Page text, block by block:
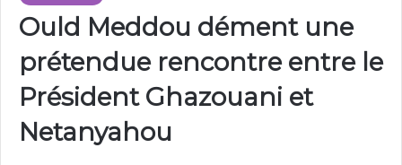
Ould Meddou dément une
prétendue rencontre entre le
Président Ghazouani et
Netanyahou